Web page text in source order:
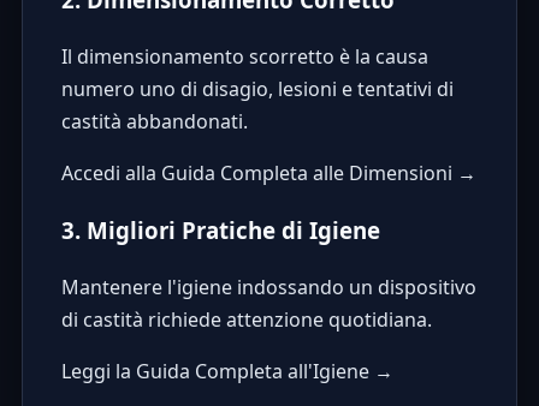
Il dimensionamento scorretto è la causa
numero uno di disagio, lesioni e tentativi di
castità abbandonati.
Accedi alla Guida Completa alle Dimensioni →
3. Migliori Pratiche di Igiene
Mantenere l'igiene indossando un dispositivo
di castità richiede attenzione quotidiana.
Leggi la Guida Completa all'Igiene →